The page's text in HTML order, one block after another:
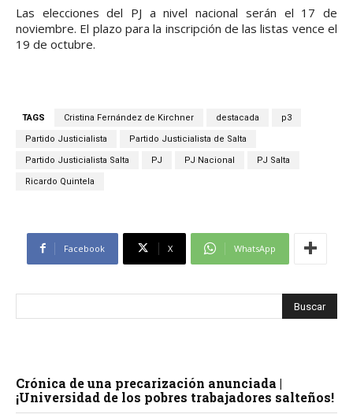
Las elecciones del PJ a nivel nacional serán el 17 de
noviembre. El plazo para la inscripción de las listas vence el
19 de octubre.
TAGS Cristina Fernández de Kirchner destacada p3
Partido Justicialista Partido Justicialista de Salta
Partido Justicialista Salta PJ PJ Nacional PJ Salta
Ricardo Quintela
Facebook X WhatsApp
Crónica de una precarización anunciada |
¡Universidad de los pobres trabajadores salteños!